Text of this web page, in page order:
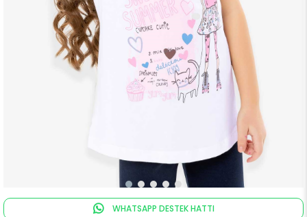
WHATSAPP DESTEK HATTI